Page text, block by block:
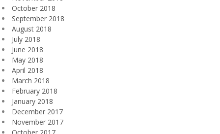
October 2018
September 2018
August 2018
July 2018
June 2018
May 2018
April 2018
March 2018
February 2018
January 2018
December 2017
November 2017